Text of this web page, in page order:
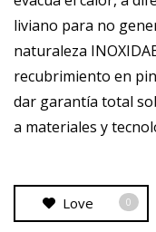
liviano para no
naturaleza
recubrimiento en
dar garantía total
a materiales y
Love 0